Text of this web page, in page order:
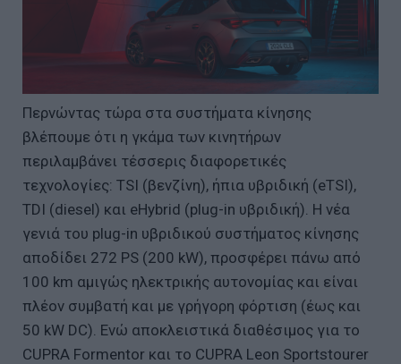
Περνώντας τώρα στα συστήματα κίνησης
βλέπουμε ότι η γκάμα των κινητήρων
περιλαμβάνει τέσσερις διαφορετικές
τεχνολογίες: TSI (βενζίνη), ήπια υβριδική (eTSI),
TDI (diesel) και eHybrid (plug-in υβριδική). Η νέα
γενιά του plug-in υβριδικού συστήματος κίνησης
αποδίδει 272 PS (200 kW), προσφέρει πάνω από
100 km αμιγώς ηλεκτρικής αυτονομίας και είναι
πλέον συμβατή και με γρήγορη φόρτιση (έως και
50 kW DC). Ενώ αποκλειστικά διαθέσιμος για το
CUPRA Formentor και το CUPRA Leon Sportstourer